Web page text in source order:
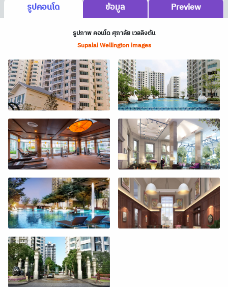
รูปคอนโด
ข้อมูล Preview
รูปภาพ คอนโด ศุภาลัย เวลลิงตัน
Supalai Wellington images